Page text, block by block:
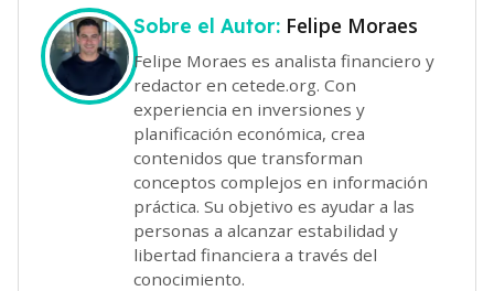
Sobre el Autor: Felipe Moraes
Felipe Moraes es analista financiero y
redactor en cetede.org. Con
experiencia en inversiones y
planificación económica, crea
contenidos que transforman
conceptos complejos en información
práctica. Su objetivo es ayudar a las
personas a alcanzar estabilidad y
libertad financiera a través del
conocimiento.